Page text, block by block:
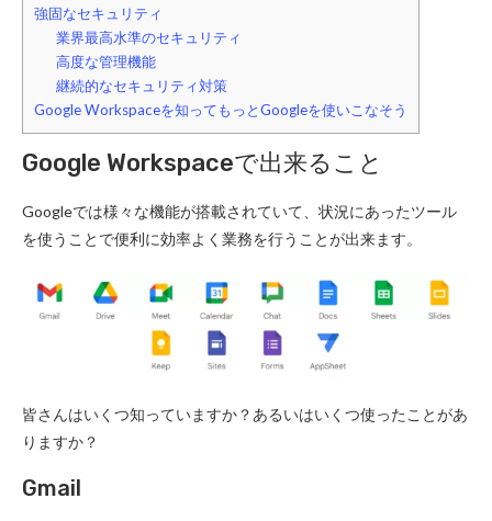
強固なセキュリティ
業界最高水準のセキュリティ
高度な管理機能
継続的なセキュリティ対策
Google Workspaceを知ってもっとGoogleを使いこなそう
Google Workspaceで出来ること
Googleでは様々な機能が搭載されていて、状況にあったツール
を使うことで便利に効率よく業務を行うことが出来ます。
皆さんはいくつ知っていますか？あるいはいくつ使ったことがあ
りますか？
Gmail